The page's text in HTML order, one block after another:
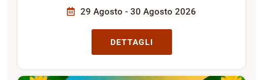
29 Agosto - 30 Agosto 2026
DETTAGLI